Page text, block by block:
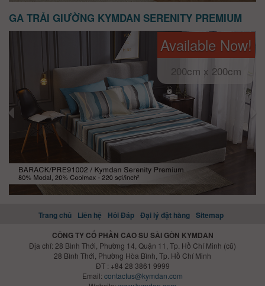
GA TRẢI GIƯỜNG KYMDAN SERENITY PREMIUM
Available Now!
200cm x 200cm
Trang chủ Liên hệ Hỏi Đáp Đại lý đặt hàng Sitemap
CÔNG TY CỔ PHẦN CAO SU SÀI GÒN KYMDAN
Địa chỉ: 28 Bình Thới, Phường 14, Quận 11, Tp. Hồ Chí Minh (cũ)
28 Bình Thới, Phường Hòa Bình, Tp. Hồ Chí Minh
ĐT : +84 28 3861 9999
Email: contactus@kymdan.com